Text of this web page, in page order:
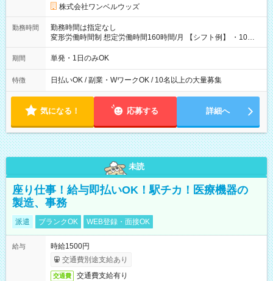
株式会社ワンベルウッズ
勤務時間
勤務時間は指定なし
変形労働時間制 想定労働時間160時間/月 【シフト例】 ・10：
00～20：00
期間 単発・1日のみOK
特徴 日払いOK / 副業・WワークOK / 10名以上の大量募集
気になる！ 応募する 詳細へ
未読
座り仕事！給与即払いOK！駅チカ！医療機器の
製造、事務
派遣 ブランクOK WEB登録・面接OK
給与
時給1500円
交通費別途支給あり
交通費 交通費支給有り